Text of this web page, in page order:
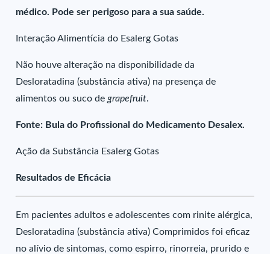
médico. Pode ser perigoso para a sua saúde.
Interação Alimentícia do Esalerg Gotas
Não houve alteração na disponibilidade da
Desloratadina (substância ativa) na presença de
alimentos ou suco de grapefruit.
Fonte: Bula do Profissional do Medicamento Desalex.
Ação da Substância Esalerg Gotas
Resultados de Eficácia
Em pacientes adultos e adolescentes com rinite alérgica,
Desloratadina (substância ativa) Comprimidos foi eficaz
no alívio de sintomas, como espirro, rinorreia, prurido e